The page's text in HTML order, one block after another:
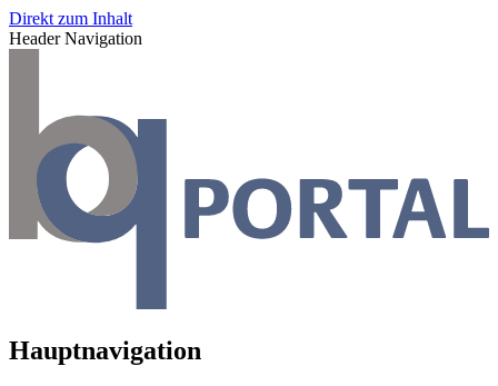
Direkt zum Inhalt
Header Navigation
Hauptnavigation